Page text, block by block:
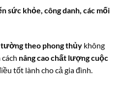
sức khỏe, công danh, các mối
theo phong thủy không
nâng cao chất lượng cuộc
tốt lành cho cả gia đình.